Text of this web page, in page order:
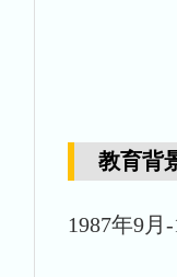
教育背
1987年9月